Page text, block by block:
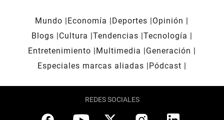
Mundo Economía Deportes
Opinión
Blogs
Cultura Tendencias Tecnología
Entretenimiento
Multimedia
Generación
Especiales marcas aliadas
Pódcast
REDES SOCIALES